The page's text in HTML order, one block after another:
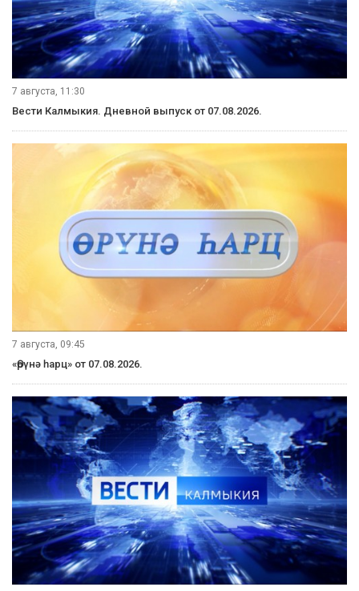
7 августа, 11:30
Вести Калмыкия. Дневной выпуск от 07.08.2026.
7 августа, 09:45
«Өрүнә һарц» от 07.08.2026.